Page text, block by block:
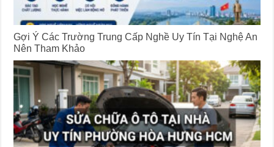
Gợi Ý Các Trường Trung Cấp Nghề Uy Tín Tại Nghệ An
Nên Tham Khảo